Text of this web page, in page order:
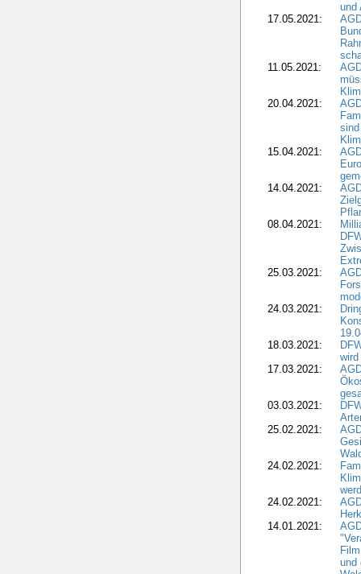
und
17.05.2021:
11.05.2021:
20.04.2021:
15.04.2021:
14.04.2021:
08.04.2021:
25.03.2021:
24.03.2021:
18.03.2021:
17.03.2021:
03.03.2021:
25.02.2021:
24.02.2021:
24.02.2021:
14.01.2021:
und